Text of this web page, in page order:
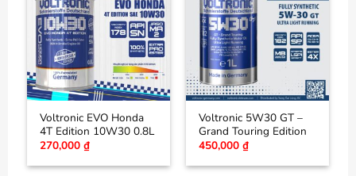
Voltronic EVO Honda
4T Edition 10W30 0.8L
270,000₫
Voltronic 5W30 GT –
Grand Touring Edition
450,000₫